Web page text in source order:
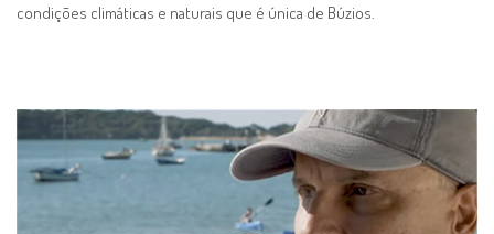
condições climáticas e naturais que é única de Búzios.